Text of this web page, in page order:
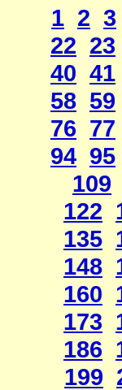
1 2 3
22 23
40 41
58 59
76 77
94 95
109
122
135
148
160
173
186
199